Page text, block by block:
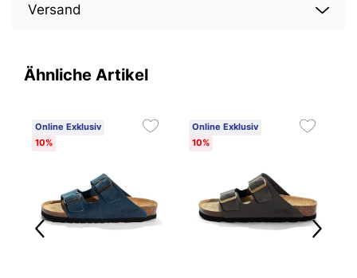
Versand
Ähnliche Artikel
Online Exklusiv
10%
Online Exklusiv
10%